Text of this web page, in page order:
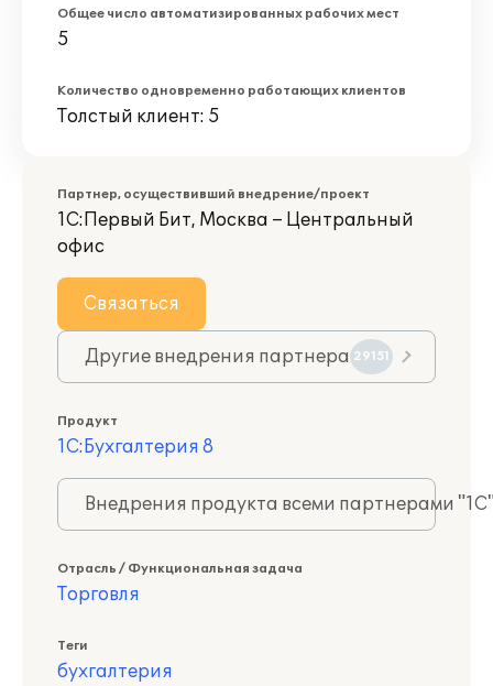
Общее число автоматизированных рабочих мест
5
Количество одновременно работающих клиентов
Толстый клиент: 5
Партнер, осуществивший внедрение/проект
1С:Первый Бит, Москва – Центральный
офис
Связаться
Другие внедрения партнера 29151
Продукт
1С:Бухгалтерия 8
Внедрения продукта всеми партнерами
Отрасль / Функциональная задача
Торговля
Теги
бухгалтерия